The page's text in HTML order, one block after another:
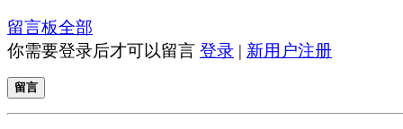
留言板全部
你需要登录后才可以留言 登录 | 新用户注册
留言